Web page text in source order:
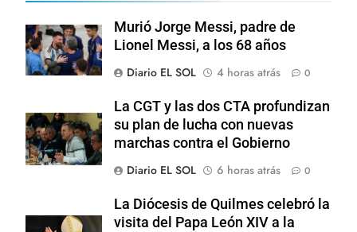
Murió Jorge Messi, padre de
Lionel Messi, a los 68 años
Diario EL SOL
4 horas atrás 0
La CGT y las dos CTA profundizan
su plan de lucha con nuevas
marchas contra el Gobierno
Diario EL SOL
6 horas atrás 0
La Diócesis de Quilmes celebró la
visita del Papa León XIV a la